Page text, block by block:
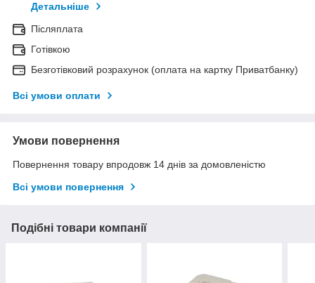
Детальніше
Післяплата
Готівкою
Безготівковий розрахунок (оплата на картку Приватбанку)
Всі умови оплати
Умови повернення
Повернення товару впродовж 14 днів за домовленістю
Всі умови повернення
Подібні товари компанії